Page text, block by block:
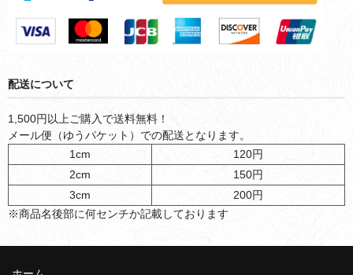
配送について
1,500円以上ご購入で送料無料！
メール便（ゆうパケット）での配送となります。
1cm
120円
2cm
150円
3cm
200円
※商品名後部に何センチか記載しております